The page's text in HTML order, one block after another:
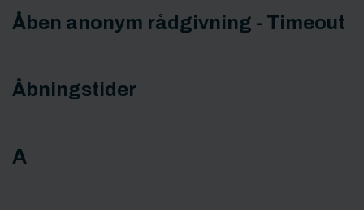
Åben anonym rådgivning - Timeout
Åbningstider
A